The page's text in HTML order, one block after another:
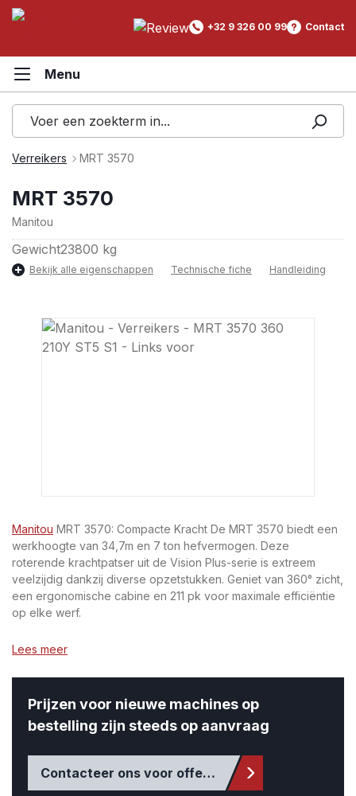
+32 9 326 00 99 Contact
Verreikers MRT 3570
MRT 3570
Manitou
Gewicht23800 kg
Bekijk alle eigenschappen Technische fiche Handleiding
Afbeeldingengalerij overslaan
Manitou MRT 3570: Compacte Kracht De MRT 3570 biedt een
werkhoogte van 34,7m en 7 ton hefvermogen. Deze
roterende krachtpatser uit de Vision Plus-serie is extreem
veelzijdig dankzij diverse opzetstukken. Geniet van 360° zicht,
een ergonomische cabine en 211 pk voor maximale efficiëntie
op elke werf.
Lees meer
Prijzen voor nieuwe machines op
bestelling zijn steeds op aanvraag
Contacteer ons voor offerte